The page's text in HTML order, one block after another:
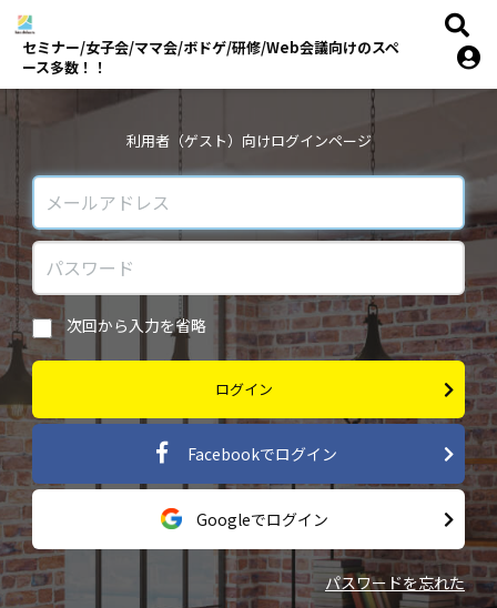
セミナー/女子会/ママ会/ボドゲ/研修/Web会議向けのスペ
ース多数！！
利用者（ゲスト）向けログインページ
次回から入力を省略
ログイン
Facebookでログイン
Googleでログイン
パスワードを忘れた